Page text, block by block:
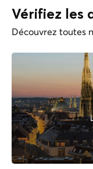
Vérifiez les
Découvrez toutes